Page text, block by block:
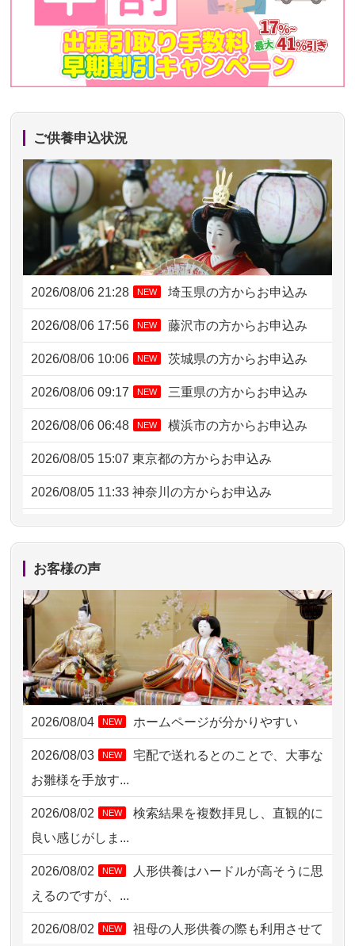
ご供養申込状況
2026/08/06 21:28 NEW 埼玉県の方からお申込み
2026/08/06 17:56 NEW 藤沢市の方からお申込み
2026/08/06 10:06 NEW 茨城県の方からお申込み
2026/08/06 09:17 NEW 三重県の方からお申込み
2026/08/06 06:48 NEW 横浜市の方からお申込み
2026/08/05 15:07 東京都の方からお申込み
2026/08/05 11:33 神奈川の方からお申込み
2026/08/04 17:34 西亀有の方からお申込み
2026/08/04 15:40
2026/08/04 14:04 東京都の方からお申込み
2026/08/04 00:38 中野区の方からお申込み
2026/08/03 21:17 愛知県の方からお申込み
2026/08/02 18:47 虎ノ門の方からお申込み
2026/08/02 11:15 千葉県の方からお申込み
2026/08/02 10:39 神奈川の方からお申込み
2026/08/01 19:28 東京都の方からお申込み
2026/08/01 17:10
2026/08/01 11:07 さいたの方からお申込み
お客様の声
2026/08/04 NEW ホームページが分かりやすい
2026/08/03 NEW
宅配で送れるとのことで、大事な
お雛様を手放す...
2026/08/02 NEW
検索結果を複数拝見し、直観的に
良い感じがしま...
2026/08/02 NEW
人形供養はハードルが高そうに思
えるのですが、...
2026/08/02 NEW
祖母の人形供養の際も利用させて